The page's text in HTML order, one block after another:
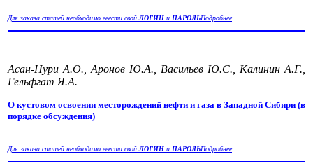
Для заказа статей необходимо ввести свойЛОГИН и ПАРОЛЬПодробнее
Асан-Нури А.О., Аронов Ю.А., Васильев Ю.С., Калинин А.Г.,
Гельфгат Я.А.
О кустовом освоении месторождений нефти и газа в Западной Сибири (в
порядке обсуждения)
Для заказа статей необходимо ввести свойЛОГИН и ПАРОЛЬПодробнее